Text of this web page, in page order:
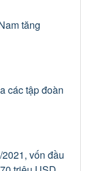
tăng
các tập đoàn
vốn đầu